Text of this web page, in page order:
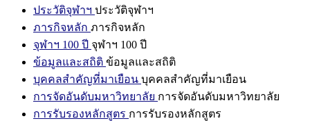
ประวัติจุฬาฯ ประวัติจุฬาฯ
ภารกิจหลัก ภารกิจหลัก
จุฬาฯ 100 ปี จุฬาฯ 100 ปี
ข้อมูลและสถิติ ข้อมูลและสถิติ
บุคคลสำคัญที่มาเยือน บุคคลสำคัญที่มาเยือน
การจัดอันดับมหาวิทยาลัย การจัดอันดับมหาวิทยาลัย
การรับรองหลักสูตร การรับรองหลักสูตร